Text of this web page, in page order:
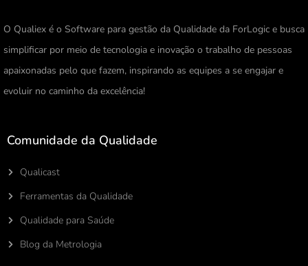
O Qualiex é o Software para gestão da Qualidade da ForLogic e busca
simplificar por meio de tecnologia e inovação o trabalho de pessoas
apaixonadas pelo que fazem, inspirando as equipes a se engajar e
evoluir no caminho da excelência!
Comunidade da Qualidade
Qualicast
Ferramentas da Qualidade
Qualidade para Saúde
Blog da Metrologia